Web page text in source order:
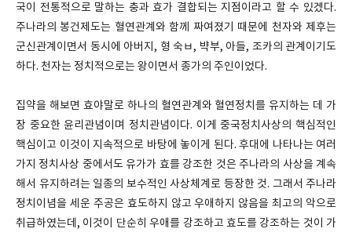
국이 전통적으로 말하는 충과 효가 결합되는 지점이라고 할 수 있겠다.
주나라의 봉건제도는 혈연관계와 함께 짜여졌기 때문에 천자와 제후는
군신관계이면서 동시에 아버지, 형 숙ㅂ, 뱍부, 아들, 조카의 관계이기도
하다. 천자는 정치적으로는 왕이면서 종가의 주인이었다.
집약을 해보면 효야말로 하나의 혈연관계와 혈연정치를 유지하는 데 가
장 중요한 윤리관념이며 정치관념이다. 이게 중국정치사상의 핵심적인
핵심이고 이것이 지속적으로 바탕에 놓이게 된다. 후대에 나타나는 여러
가지 정치사상 중에서도 유가가 효를 강조한 것은 주나라의 사상을 계속
해서 유지하려는 일종의 보수적인 사상체계로 등장한 것. 그래서 주나라
정치이념을 세운 주공은 효도하지 않고 우애하지 않음을 최고의 악으로
취급하였는데, 이것이 단순히 우애를 강조하고 효도를 강조하는 것이 가